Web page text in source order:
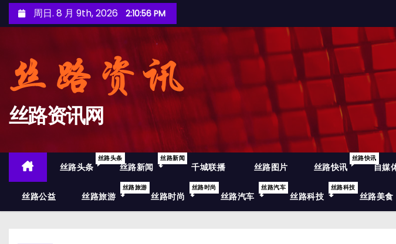
至
周日. 8 月 9th, 2026 2:10:57 PM
丝路资讯网
丝路头条
丝路头条
丝路新闻
丝路新闻
千城联播 丝路图片 丝路快讯
丝路快讯
自媒
丝路公益 丝路旅游
丝路旅游
丝路时尚
丝路时尚
丝路汽车
丝路汽车
丝路科技
丝路科技
丝路美食